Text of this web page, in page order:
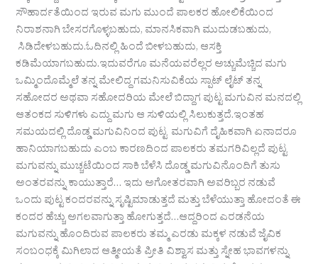
ಸೌಹಾರ್ದತೆಯಿಂದ ಇರುವ ಮಗು ಮುಂದೆ ಪಾಲಕರ ಹೋಲಿಕೆಯಿಂದ
ನಿರಾಶನಾಗಿ ಬೇಸರಗೊಳ್ಳಬಹುದು, ಮಾನಸಿಕವಾಗಿ ಮುದುಡಬಹುದು,
ಸಿಡಿದೇಳಬಹುದು.ಓದಿನಲ್ಲಿ ಹಿಂದೆ ಬೀಳಬಹುದು, ಆಸಕ್ತಿ
ಕಡಿಮೆಯಾಗಬಹುದು.ಇದುವರೆಗೂ ಮನೆಯವರೆಲ್ಲರ ಅಚ್ಚುಮೆಚ್ಚಿದ ಮಗು
ಒಮ್ಮಿಂದೊಮ್ಮೆಲೆ ತನ್ನ ಮೇಲಿದ್ದ ಗಮನಿಸುವಿಕೆಯ ಸ್ಪಾಟ್ ಲೈಟ್ ತನ್ನ
ಸಹೋದರ ಅಥವಾ ಸಹೋದರಿಯ ಮೇಲೆ ಬಿದ್ದಾಗ ಪುಟ್ಟ ಮಗುವಿನ ಮನದಲ್ಲಿ
ಆತಂಕದ ಸುಳಿಗಳು ಎದ್ದು ಮಗು ಆ ಸುಳಿಯಲ್ಲಿ ಸಿಲುಕುತ್ತದೆ.ಇಂತಹ
ಸಮಯದಲ್ಲಿ ದೊಡ್ಡ ಮಗುವಿನಿಂದ ಪುಟ್ಟ ಮಗುವಿಗೆ ದೈಹಿಕವಾಗಿ ಏನಾದರೂ
ಹಾನಿಯಾಗಬಹುದು ಎಂಬ ಕಾರಣದಿಂದ ಪಾಲಕರು ತಮಗರಿವಿಲ್ಲದೆ ಪುಟ್ಟ
ಮಗುವನ್ನು ಮುಚ್ಚಟೆಯಿಂದ ಸಾಕಿ ಬೆಳೆಸಿ ದೊಡ್ಡ ಮಗುವಿನೊಂದಿಗೆ ತುಸು
ಅಂತರವನ್ನು ಕಾಯುತ್ತಾರೆ… ಇದು ಅಗೋತರವಾಗಿ ಅವರಿಬ್ಬರ ನಡುವೆ
ಒಂದು ಪುಟ್ಟ ಕಂದರವನ್ನು ಸೃಷ್ಟಿಮಾಡುತ್ತದೆ ಮತ್ತು ಬೆಳೆಯುತ್ತಾ ಹೋದಂತೆ ಈ
ಕಂದರ ಹೆಚ್ಚು ಅಗಲವಾಗುತ್ತಾ ಹೋಗುತ್ತದೆ…ಆದ್ದರಿಂದ ಎರಡನೆಯ
ಮಗುವನ್ನು ಹೊಂದಿರುವ ಪಾಲಕರು ತಮ್ಮ ಎರಡು ಮಕ್ಕಳ ನಡುವೆ ಜೈವಿಕ
ಸಂಬಂಧಕ್ಕೆ ಮಿಗಿಲಾದ ಆತ್ಮೀಯತೆ ಪ್ರೀತಿ ವಿಶ್ವಾಸ ಮತ್ತು ಸ್ನೇಹ ಭಾವಗಳನ್ನು